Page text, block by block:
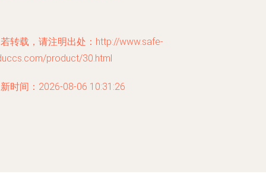
转载，请注明出处：http://www.safe-
product/30.html
时间：2026-08-06 10:31:26